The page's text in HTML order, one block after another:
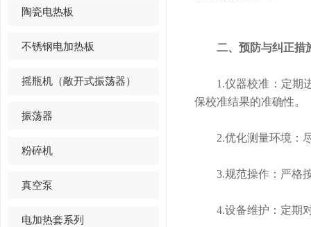
陶瓷电热板
不锈钢电加热板
摇瓶机（敞开式振荡器）
振荡器
粉碎机
真空泵
电加热套系列
二、预防与纠正措
1.仪器校准：定期进
保校准结果的准确性。
2.优化测量环境：尽
3.规范操作：严格按
4.设备维护：定期对